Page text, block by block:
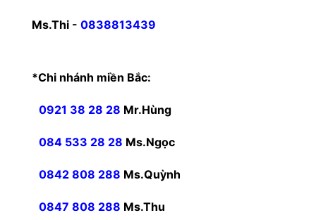
Ms.Thi - 0838813439
*Chi nhánh miền Bắc:
0921 38 28 28 Mr.Hùng
084 533 28 28 Ms.Ngọc
0842 808 288 Ms.Quỳnh
0847 808 288 Ms.Thu